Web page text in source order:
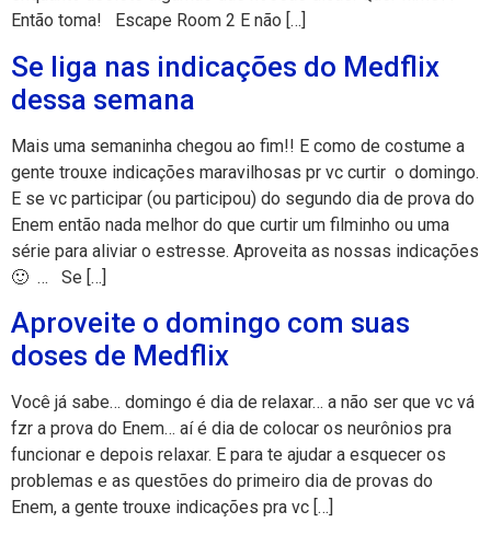
Então toma! Escape Room 2 E não […]
Se liga nas indicações do Medflix
dessa semana
Mais uma semaninha chegou ao fim!! E como de costume a
gente trouxe indicações maravilhosas pr vc curtir o domingo.
E se vc participar (ou participou) do segundo dia de prova do
Enem então nada melhor do que curtir um filminho ou uma
série para aliviar o estresse. Aproveita as nossas indicações
🙂 … Se […]
Aproveite o domingo com suas
doses de Medflix
Você já sabe… domingo é dia de relaxar… a não ser que vc vá
fzr a prova do Enem… aí é dia de colocar os neurônios pra
funcionar e depois relaxar. E para te ajudar a esquecer os
problemas e as questões do primeiro dia de provas do
Enem, a gente trouxe indicações pra vc […]